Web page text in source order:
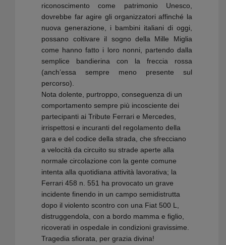
riconoscimento come patrimonio Unesco,
dovrebbe far agire gli organizzatori affinché la
nuova generazione, i bambini italiani di oggi,
possano coltivare il sogno della Mille Miglia
come hanno fatto i loro nonni, partendo dalla
semplice bandierina con la freccia rossa
(anch’essa sempre meno presente sul
percorso).
Nota dolente, purtroppo, conseguenza di un
comportamento sempre più incosciente dei
partecipanti ai Tribute Ferrari e Mercedes,
irrispettosi e incuranti del regolamento della
gara e del codice della strada, che sfrecciano
a velocità da circuito su strade aperte alla
normale circolazione con la gente comune
intenta alla quotidiana attività lavorativa; la
Ferrari 458 n. 551 ha provocato un grave
incidente finendo in un campo semidistrutta
dopo il violento scontro con una Fiat 500 L,
distruggendola, con a bordo mamma e figlio,
ricoverati in ospedale in condizioni gravissime.
Tragedia sfiorata, per grazia divina!